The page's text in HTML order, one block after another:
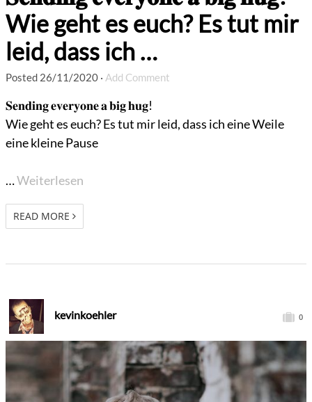
Wie geht es euch? Es tut mir
leid, dass ich …
Posted 26/11/2020 · Add Comment
𝐒𝐞𝐧𝐝𝐢𝐧𝐠 𝐞𝐯𝐞𝐫𝐲𝐨𝐧𝐞 𝐚 𝐛𝐢𝐠 𝐡𝐮𝐠!
Wie geht es euch? Es tut mir leid, dass ich eine Weile
eine kleine Pause
…Weiterlesen
READ MORE
kevinkoehler 0